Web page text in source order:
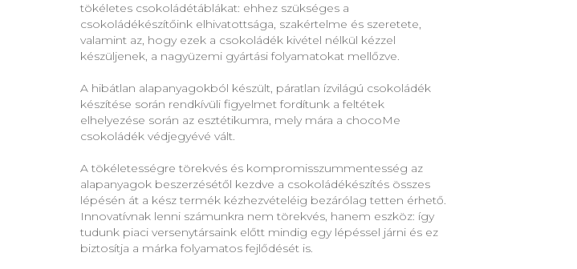
tökéletes csokoládétáblákat: ehhez szükséges a
csokoládékészítőink elhivatottsága, szakértelme és szeretete,
valamint az, hogy ezek a csokoládék kivétel nélkül kézzel
készüljenek, a nagyüzemi gyártási folyamatokat mellőzve.
A hibátlan alapanyagokból készült, páratlan ízvilágú csokoládék
készítése során rendkívüli figyelmet fordítunk a feltétek
elhelyezése során az esztétikumra, mely mára a chocoMe
csokoládék védjegyévé vált.
A tökéletességre törekvés és kompromisszummentesség az
alapanyagok beszerzésétől kezdve a csokoládékészítés összes
lépésén át a kész termék kézhezvételéig bezárólag tetten érhető.
Innovatívnak lenni számunkra nem törekvés, hanem eszköz: így
tudunk piaci versenytársaink előtt mindig egy lépéssel járni és ez
biztosítja a márka folyamatos fejlődését is.